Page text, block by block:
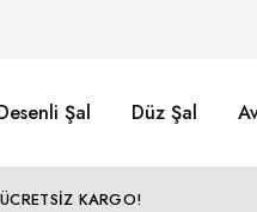
Şal Düz Şal
KARGO!